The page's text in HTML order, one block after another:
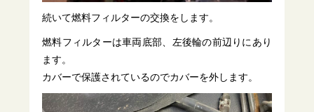
続いて燃料フィルターの交換をします。
燃料フィルターは車両底部、左後輪の前辺りにあり
ます。
カバーで保護されているのでカバーを外します。